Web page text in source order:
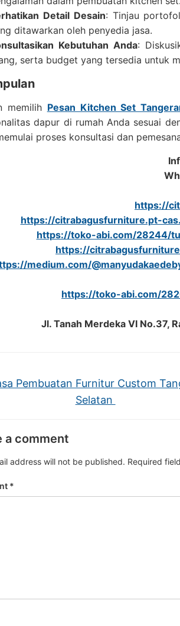
Detail Desain: Tinjau
ditawarkan oleh penyedia jasa.
Kebutuhan Anda:
serta budget yang tersedia untuk
memilih Pesan Kitchen Set
dapur di rumah Anda sesuai
proses konsultasi dan
https://
https://citrabagusfurniture.pt-
https://toko-abi.com/28244/
https://
medium.com/
https://toko-abi.com/
Jl. Tanah Merdeka VI No.37,
Pembuatan Furnitur Custom
Selatan
a comment
address will not be published. Required
*